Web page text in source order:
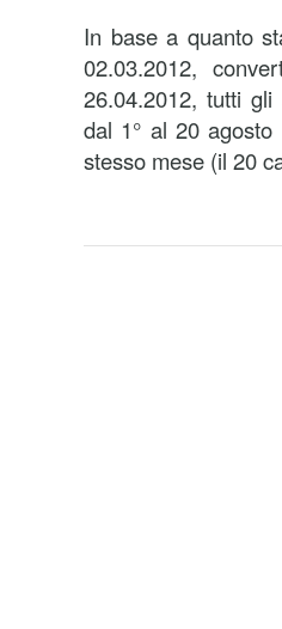
In base a quanto
02.03.2012,
26.04.2012, tutti
dal 1° al 20
stesso mese (il 20